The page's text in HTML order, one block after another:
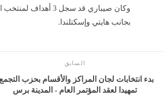
وكان صيباري قد
بجانب هايتي وإسكتلندا.
السابق
بدء انتخابات لجان المراكز والأقسام بحزب
تمهيدا لعقد المؤتمر العام - المدينة برس